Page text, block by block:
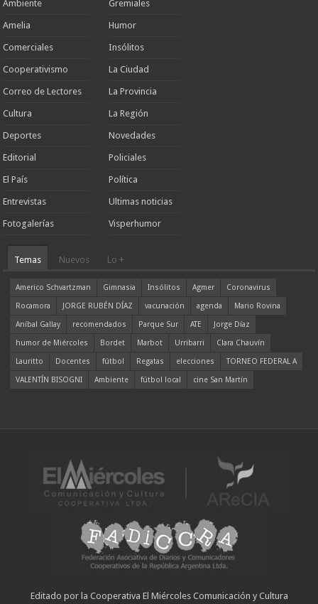
Ambiente
Amelia
Comerciales
Cooperativismo
Correo de Lectores
Cultura
Deportes
Editorial
El País
Entrevistas
Fotogalerías
Gremiales
Humor
Insólitos
La Ciudad
La Provincia
La Región
Novedades
Policiales
Política
Ultimas noticias
Visperhumor
Temas Nuevos Lo +
Americo Schvartzman Gimnasia Insólitos Agmer
Coronavirus
Rocamora
JORGE RUBÉN DÍAZ vacunación agenda
Mario Rovina
Aníbal Gallay
recomendados Parque Sur ATE
Jorge Díaz
humor de Miércoles
Bordet Marbot Urribarri
Clara Chauvín
Lauritto
Docentes fútbol Regatas elecciones
TORNEO FEDERAL A
VALENTÍN BISOGNI
Ambiente fútbol local cine San Martín
Editado por la Cooperativa El Miércoles Comunicación y Cultura